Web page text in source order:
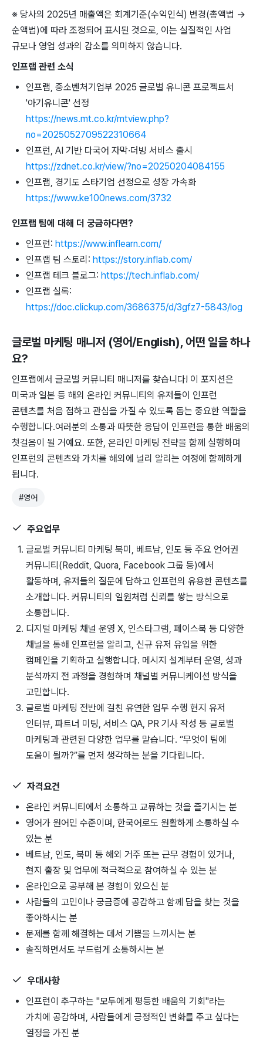
※ 당사의 2025년 매출액은 회계기준(수익인식) 변경(총액법 →
순액법)에 따라 조정되어 표시된 것으로, 이는 실질적인 사업
규모나 영업 성과의 감소를 의미하지 않습니다.
인프랩 관련 소식
인프랩, 중소벤처기업부 2025 글로벌 유니콘 프로젝트서
'아기유니콘' 선정
https://news.mt.co.kr/mtview.php?
no=2025052709522310664
인프런, AI 기반 다국어 자막·더빙 서비스 출시
https://zdnet.co.kr/view/?no=20250204084155
인프랩, 경기도 스타기업 선정으로 성장 가속화
https://www.ke100news.com/3732
인프랩 팀에 대해 더 궁금하다면?
인프런: https://www.inflearn.com/
인프랩 팀 스토리: https://story.inflab.com/
인프랩 테크 블로그: https://tech.inflab.com/
인프랩 실록:
https://doc.clickup.com/3686375/d/3gfz7-5843/log
글로벌 마케팅 매니저 (영어/English), 어떤 일을 하나
요?
인프랩에서 글로벌 커뮤니티 매니저를 찾습니다! 이 포지션은
미국과 일본 등 해외 온라인 커뮤니티의 유저들이 인프런
콘텐츠를 처음 접하고 관심을 가질 수 있도록 돕는 중요한 역할을
수행합니다.여러분의 소통과 따뜻한 응답이 인프런을 통한 배움의
첫걸음이 될 거예요. 또한, 온라인 마케팅 전략을 함께 실행하며
인프런의 콘텐츠와 가치를 해외에 널리 알리는 여정에 함께하게
됩니다.
#영어
주요업무
글로벌 커뮤니티 마케팅 북미, 베트남, 인도 등 주요 언어권
커뮤니티(Reddit, Quora, Facebook 그룹 등)에서
활동하며, 유저들의 질문에 답하고 인프런의 유용한 콘텐츠를
소개합니다. 커뮤니티의 일원처럼 신뢰를 쌓는 방식으로
소통합니다.
디지털 마케팅 채널 운영 X, 인스타그램, 페이스북 등 다양한
채널을 통해 인프런을 알리고, 신규 유저 유입을 위한
캠페인을 기획하고 실행합니다. 메시지 설계부터 운영, 성과
분석까지 전 과정을 경험하며 채널별 커뮤니케이션 방식을
고민합니다.
글로벌 마케팅 전반에 걸친 유연한 업무 수행 현지 유저
인터뷰, 파트너 미팅, 서비스 QA, PR 기사 작성 등 글로벌
마케팅과 관련된 다양한 업무를 맡습니다. “무엇이 팀에
도움이 될까?”를 먼저 생각하는 분을 기다립니다.
자격요건
온라인 커뮤니티에서 소통하고 교류하는 것을 즐기시는 분
영어가 원어민 수준이며, 한국어로도 원활하게 소통하실 수
있는 분
베트남, 인도, 북미 등 해외 거주 또는 근무 경험이 있거나,
현지 출장 및 업무에 적극적으로 참여하실 수 있는 분
온라인으로 공부해 본 경험이 있으신 분
사람들의 고민이나 궁금증에 공감하고 함께 답을 찾는 것을
좋아하시는 분
문제를 함께 해결하는 데서 기쁨을 느끼시는 분
솔직하면서도 부드럽게 소통하시는 분
우대사항
인프런이 추구하는 "모두에게 평등한 배움의 기회"라는
가치에 공감하며, 사람들에게 긍정적인 변화를 주고 싶다는
열정을 가진 분